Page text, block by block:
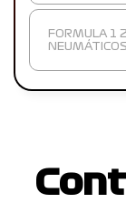
FORMULA 1
NEUMÁTICOS